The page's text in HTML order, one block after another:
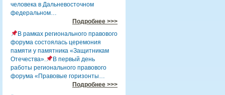
человека в Дальневосточном
федеральном…
Подробнее >>>
В рамках регионального правового
форума состоялась церемония
памяти у памятника «Защитникам
Отечества».
В первый день
работы регионального правового
форума «Правовые горизонты…
Подробнее >>>